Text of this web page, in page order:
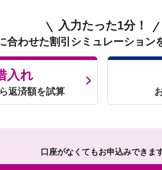
入力たった1分！
合わせた割引シミュレーション
入れ
返済額を試算
口座がなくてもお申込みできま